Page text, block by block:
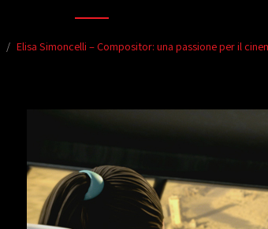
Elisa Simoncelli – Compositor: una passione per il